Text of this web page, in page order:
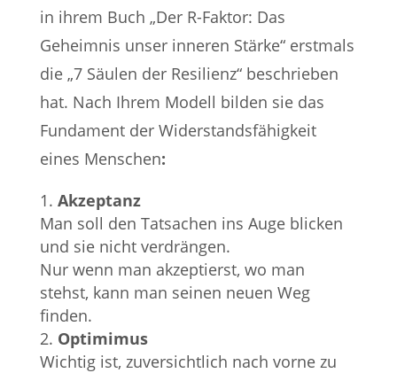
in ihrem Buch „Der R-Faktor: Das
Geheimnis unser inneren Stärke“ erstmals
die „7 Säulen der Resilienz“ beschrieben
hat. Nach Ihrem Modell bilden sie das
Fundament der Widerstandsfähigkeit
eines Menschen:
Akzeptanz
Man soll den Tatsachen ins Auge blicken
und sie nicht verdrängen.
Nur wenn man akzeptierst, wo man
stehst, kann man seinen neuen Weg
finden.
Optimimus
Wichtig ist, zuversichtlich nach vorne zu